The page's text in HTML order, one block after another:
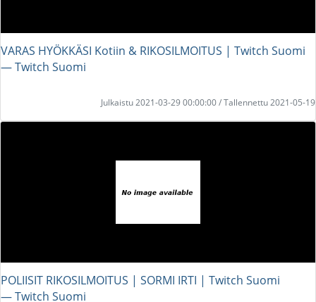
VARAS HYÖKKÄSI Kotiin & RIKOSILMOITUS | Twitch Suomi
― Twitch Suomi
Julkaistu 2021-03-29 00:00:00 / Tallennettu 2021-05-19
POLIISIT RIKOSILMOITUS | SORMI IRTI | Twitch Suomi
― Twitch Suomi